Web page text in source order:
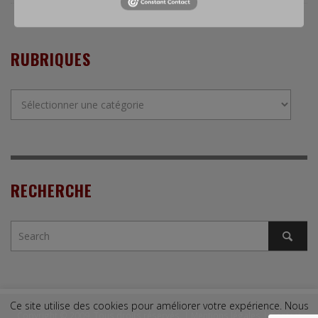
RUBRIQUES
RECHERCHE
Copyright © 2009. Tous droits réservés. | Mentions légales |Contact
Ce site utilise des cookies pour améliorer votre expérience. Nous